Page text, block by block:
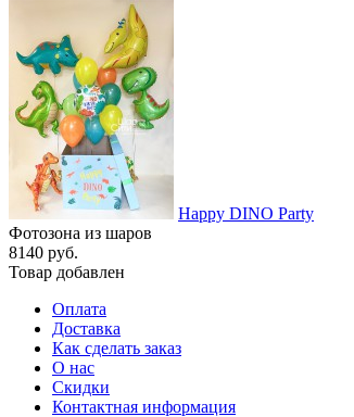
Happy DINO Party
Фотозона из шаров
8140 руб.
Товар добавлен
Оплата
Доставка
Как сделать заказ
О нас
Скидки
Контактная информация